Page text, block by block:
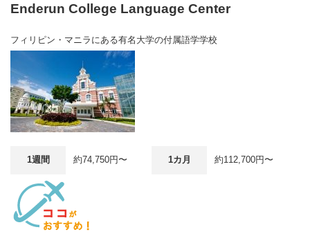
Enderun College Language Center
フィリピン・マニラにある有名大学の付属語学学校
1週間 約74,750円〜 1カ月 約112,700円〜